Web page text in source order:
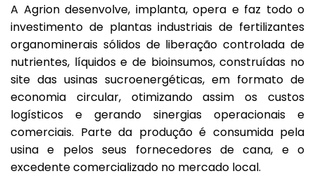
A Agrion desenvolve, implanta, opera e faz todo o
investimento de plantas industriais de fertilizantes
organominerais sólidos de liberação controlada de
nutrientes, líquidos e de bioinsumos, construídas no
site das usinas sucroenergéticas, em formato de
economia circular, otimizando assim os custos
logísticos e gerando sinergias operacionais e
comerciais. Parte da produção é consumida pela
usina e pelos seus fornecedores de cana, e o
excedente comercializado no mercado local.